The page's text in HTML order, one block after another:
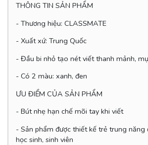
THÔNG TIN SẢN PHẨM
- Thương hiệu: CLASSMATE
- Xuất xứ: Trung Quốc
- Đầu bi nhỏ tạo nét viết thanh mảnh,
- Có 2 màu: xanh, đen
ƯU ĐIỂM CỦA SẢN PHẨM
- Bút nhẹ hạn chế mõi tay khi viết
- Sản phẩm được thiết kế trẻ trung năng
học sinh, sinh viên